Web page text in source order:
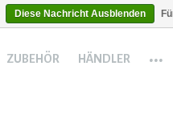
ZUBEHÖR HÄNDLER ...
Diese Nachricht Ausblenden